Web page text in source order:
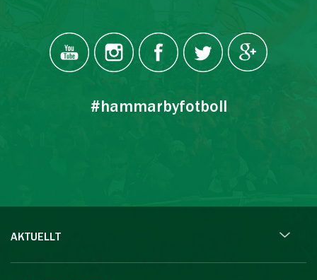
#hammarbyfotboll
AKTUELLT